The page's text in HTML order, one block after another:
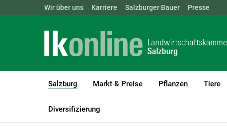
Landwirtschaftskammern: ÖSTERREICH BGLD KTN
Wir über uns Karriere Salzburger Bauer Presse
Salzburg
(current)1
Markt & Preise Pflanzen Tiere
Diversifizierung
LK Salzburg Salzburg